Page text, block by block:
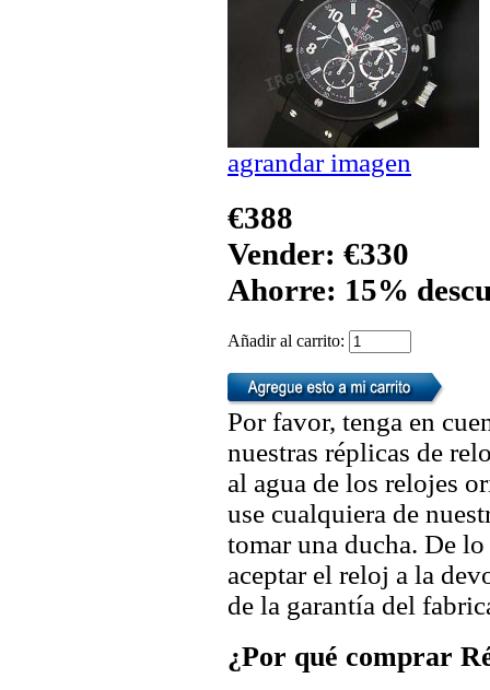
agrandar imagen
€388
Vender: €330
Ahorre: 15%
Añadir al carrito:
Por favor, tenga en
nuestras réplicas de
al agua de los relojes
use cualquiera de
tomar una ducha. De
aceptar el reloj a la
de la garantía del
¿Por qué comprar